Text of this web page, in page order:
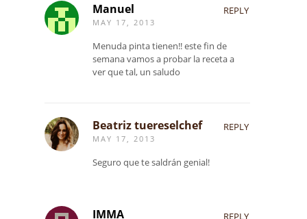
Manuel
MAY 17, 2013
REPLY
Menuda pinta tienen!! este fin de
semana vamos a probar la receta a
ver que tal, un saludo
Beatriz tuereselchef
MAY 17, 2013
REPLY
Seguro que te saldrán genial!
IMMA REPLY